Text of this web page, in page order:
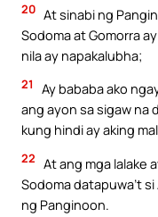
20 At sinabi ng
Sodoma at Gomorra
nila ay napakalubha;
21
Ay bababa ako
ang ayon sa sigaw na
kung hindi ay aking
22 At ang mga lalake
Sodoma datapuwa’t
ng Panginoon.